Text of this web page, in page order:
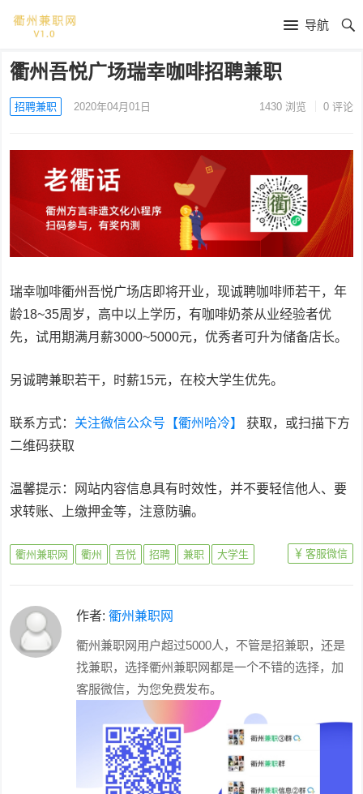
导航
衢州吾悦广场瑞幸咖啡招聘兼职
招聘兼职 2020年04月01日 1430浏览 0 评论
瑞幸咖啡衢州吾悦广场店即将开业，现诚聘咖啡师若干，年
龄18~35周岁，高中以上学历，有咖啡奶茶从业经验者优
先，试用期满月薪3000~5000元，优秀者可升为储备店长。
另诚聘兼职若干，时薪15元，在校大学生优先。
联系方式： 关注微信公众号【衢州哈冷】
获取，或扫描下方
二维码获取
温馨提示：网站内容信息具有时效性，并不要轻信他人、要
求转账、上缴押金等，注意防骗。
衢州兼职网 衢州 吾悦 招聘 兼职 大学生 客服微信
作者:衢州兼职网
衢州兼职网用户超过5000人，不管是招兼职，还是
找兼职，选择衢州兼职网都是一个不错的选择，加
客服微信，为您免费发布。